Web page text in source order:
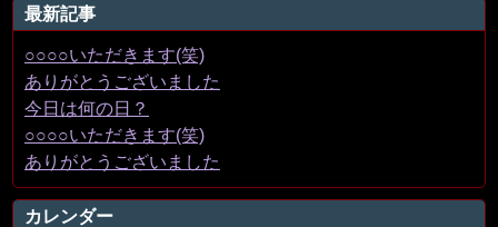
最新記事
○○○○いただきます(笑)
ありがとうございました
今日は何の日？
○○○○いただきます(笑)
ありがとうございました
カレンダー